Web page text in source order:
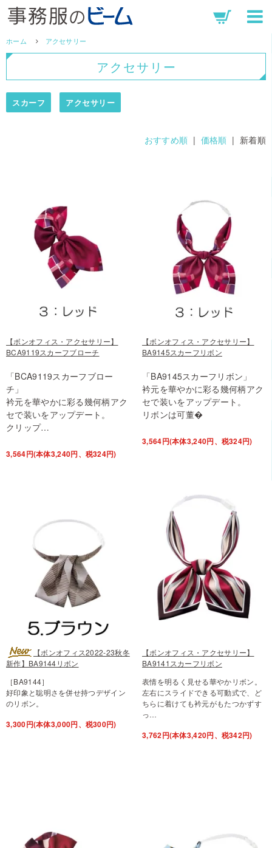
ホーム アクセサリー
アクセサリー
スカーフ アクセサリー
おすすめ順 | 価格順 | 新着順
【ボンオフィス・アクセサリー】
BCA9119スカーフブローチ
「BCA9119スカーフブロー
チ」
衿元を華やかに彩る幾何柄アク
セで装いをアップデート。
クリップ…
3,564円(本体3,240円、税324円)
【ボンオフィス・アクセサリー】
BA9145スカーフリボン
「BA9145スカーフリボン」
衿元を華やかに彩る幾何柄アク
セで装いをアップデート。
リボンは可董�
3,564円(本体3,240円、税324円)
【ボンオフィス2022-23秋冬
新作】BA9144リボン
［BA9144］
好印象と聡明さを併せ持つデザイン
のリボン。
3,300円(本体3,000円、税300円)
【ボンオフィス・アクセサリー】
BA9141スカーフリボン
表情を明るく見せる華やかリボン。
左右にスライドできる可動式で、ど
ちらに着けても衿元がもたつかずす
っ…
3,762円(本体3,420円、税342円)